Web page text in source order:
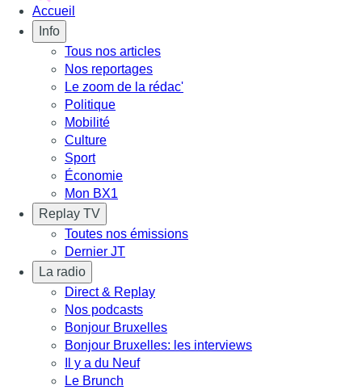
Accueil
Info
Tous nos articles
Nos reportages
Le zoom de la rédac'
Politique
Mobilité
Culture
Sport
Économie
Mon BX1
Replay TV
Toutes nos émissions
Dernier JT
La radio
Direct & Replay
Nos podcasts
Bonjour Bruxelles
Bonjour Bruxelles: les interviews
Il y a du Neuf
Le Brunch